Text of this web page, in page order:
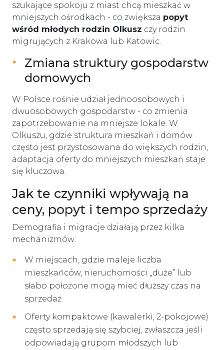
szukające spokoju z miast chcą mieszkać w
mniejszych ośrodkach - co zwiększa popyt
wśród młodych rodzin Olkusz czy rodzin
migrujących z Krakowa lub Katowic.
Zmiana struktury gospodarstw
domowych
W Polsce rośnie udział jednoosobowych i
dwuosobowych gospodarstw - co zmienia
zapotrzebowanie na mniejsze lokale. W
Olkuszu, gdzie struktura mieszkań i domów
często jest przystosowana do większych rodzin,
adaptacja oferty do mniejszych mieszkań staje
się kluczowa.
Jak te czynniki wpływają na
ceny, popyt i tempo sprzedaży
Demografia i migracje działają przez kilka
mechanizmów:
W miejscach, gdzie maleje liczba
mieszkańców, nieruchomości „duże” lub
słabo położone mogą mieć dłuższy czas na
sprzedaż.
Oferty kompaktowe (kawalerki, 2-pokojowe)
często sprzedają się szybciej, zwłaszcza jeśli
odpowiadają grupom młodszych lub